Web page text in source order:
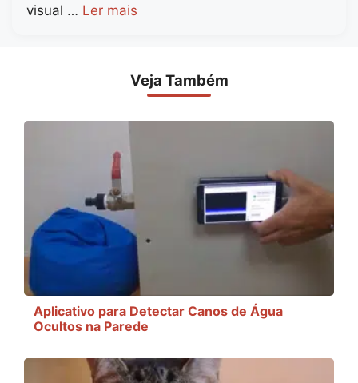
visual … Ler mais
Veja Também
Aplicativo para Detectar Canos de Água
Ocultos na Parede